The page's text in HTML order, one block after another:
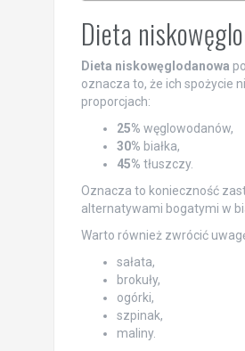
Dieta
Dieta niskowęglodanowa
oznacza to, że ich spożycie
proporcjach:
25% węglowodanów,
30% białka,
45% tłuszczy.
Oznacza to konieczność
alternatywami bogatymi w
Warto również zwrócić
sałata,
brokuły,
ogórki,
szpinak,
maliny.